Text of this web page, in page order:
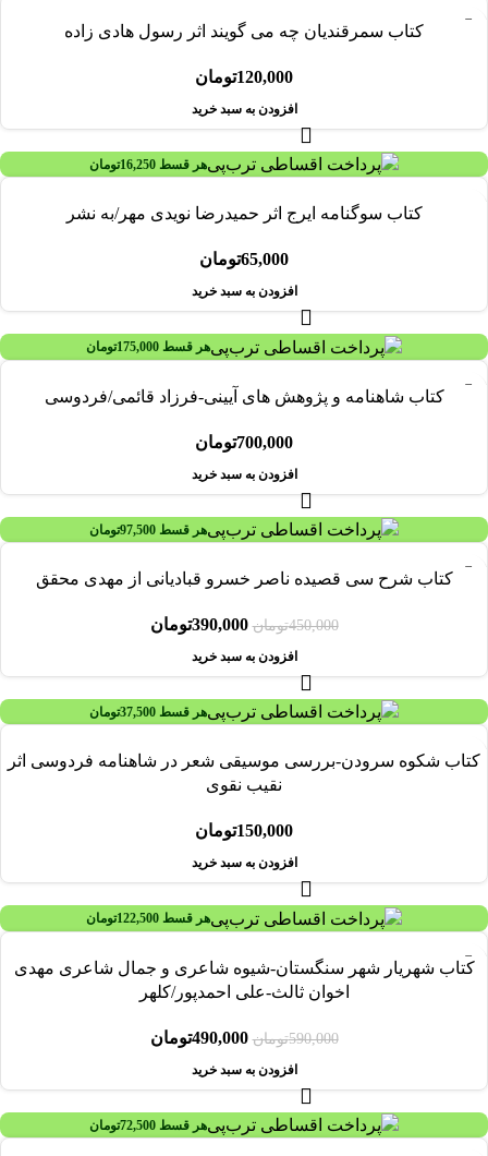
کتاب سمرقندیان چه می گویند اثر رسول هادی زاده
120,000تومان
افزودن به سبد خرید
هر قسط 16,250تومان
کتاب سوگنامه ایرج اثر حمیدرضا نویدی مهر/به نشر
65,000تومان
افزودن به سبد خرید
هر قسط 175,000تومان
کتاب شاهنامه و پژوهش های آیینی-فرزاد قائمی/فردوسی
700,000تومان
افزودن به سبد خرید
هر قسط 97,500تومان
کتاب شرح سی قصیده ناصر خسرو قبادیانی از مهدی محقق
450,000تومان 390,000تومان
افزودن به سبد خرید
هر قسط 37,500تومان
کتاب شکوه سرودن-بررسی موسیقی شعر در شاهنامه فردوسی اثر
نقیب نقوی
150,000تومان
افزودن به سبد خرید
هر قسط 122,500تومان
کتاب شهریار شهر سنگستان-شیوه شاعری و جمال شاعری مهدی
اخوان ثالث-علی احمدپور/کلهر
590,000تومان 490,000تومان
افزودن به سبد خرید
هر قسط 72,500تومان